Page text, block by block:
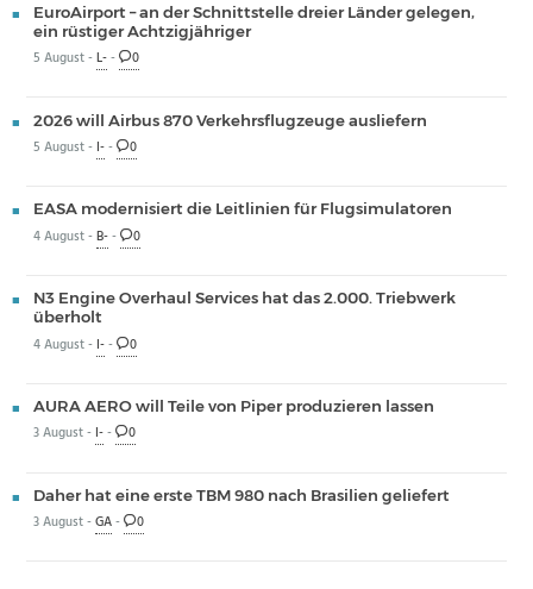
EuroAirport – an der Schnittstelle dreier Länder gelegen,
ein rüstiger Achtzigjähriger
5 August -L-- 0
2026 will Airbus 870 Verkehrsflugzeuge ausliefern
5 August - I-- 0
EASA modernisiert die Leitlinien für Flugsimulatoren
4 August -B-- 0
N3 Engine Overhaul Services hat das 2.000. Triebwerk
überholt
4 August - I-- 0
AURA AERO will Teile von Piper produzieren lassen
3 August - I-- 0
Daher hat eine erste TBM 980 nach Brasilien geliefert
3 August -GA- 0